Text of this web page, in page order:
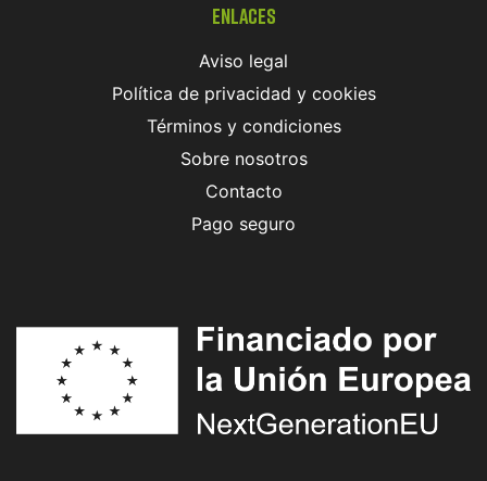
Enlaces
Aviso legal
Política de privacidad y cookies
Términos y condiciones
Sobre nosotros
Contacto
Pago seguro